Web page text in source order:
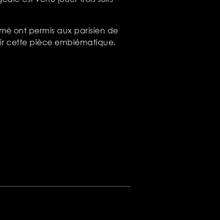
ont permis aux parisien de
cette pièce emblématique.